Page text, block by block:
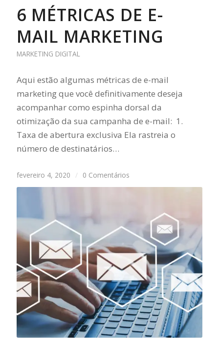
6 MÉTRICAS DE E-
MAIL MARKETING
MARKETING DIGITAL
Aqui estão algumas métricas de e-mail
marketing que você definitivamente deseja
acompanhar como espinha dorsal da
otimização da sua campanha de e-mail: 1.
Taxa de abertura exclusiva Ela rastreia o
número de destinatários…
fevereiro 4, 2020 / 0 Comentários